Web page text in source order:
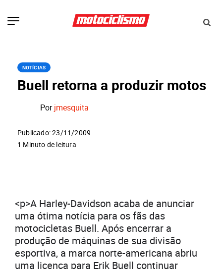
NOTÍCIAS
Buell retorna a produzir motos
Porjmesquita
Publicado: 23/11/2009
1 Minuto de leitura
<p>A Harley-Davidson acaba de anunciar
uma ótima notícia para os fãs das
motocicletas Buell. Após encerrar a
produção de máquinas de sua divisão
esportiva, a marca norte-americana abriu
uma licença para Erik Buell continuar